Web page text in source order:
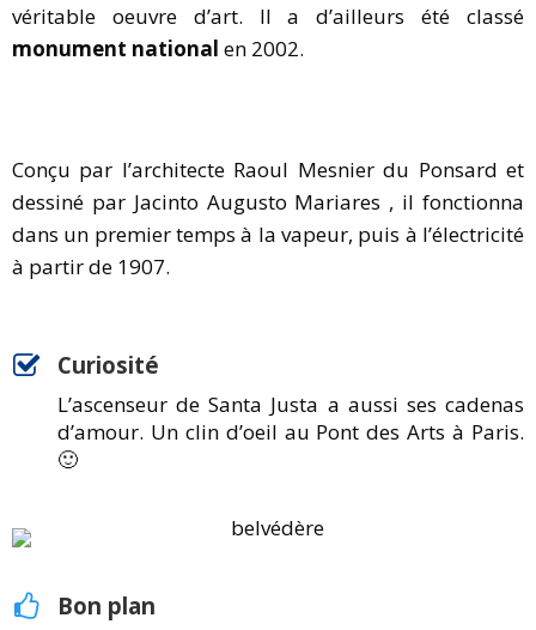
véritable oeuvre d’art. Il a d’ailleurs été classé
monument national en 2002.
Conçu par l’architecte Raoul Mesnier du Ponsard et
dessiné par Jacinto Augusto Mariares , il fonctionna
dans un premier temps à la vapeur, puis à l’électricité
à partir de 1907.
Curiosité
L’ascenseur de Santa Justa a aussi ses cadenas
d’amour. Un clin d’oeil au Pont des Arts à Paris.
🙂
Bon plan